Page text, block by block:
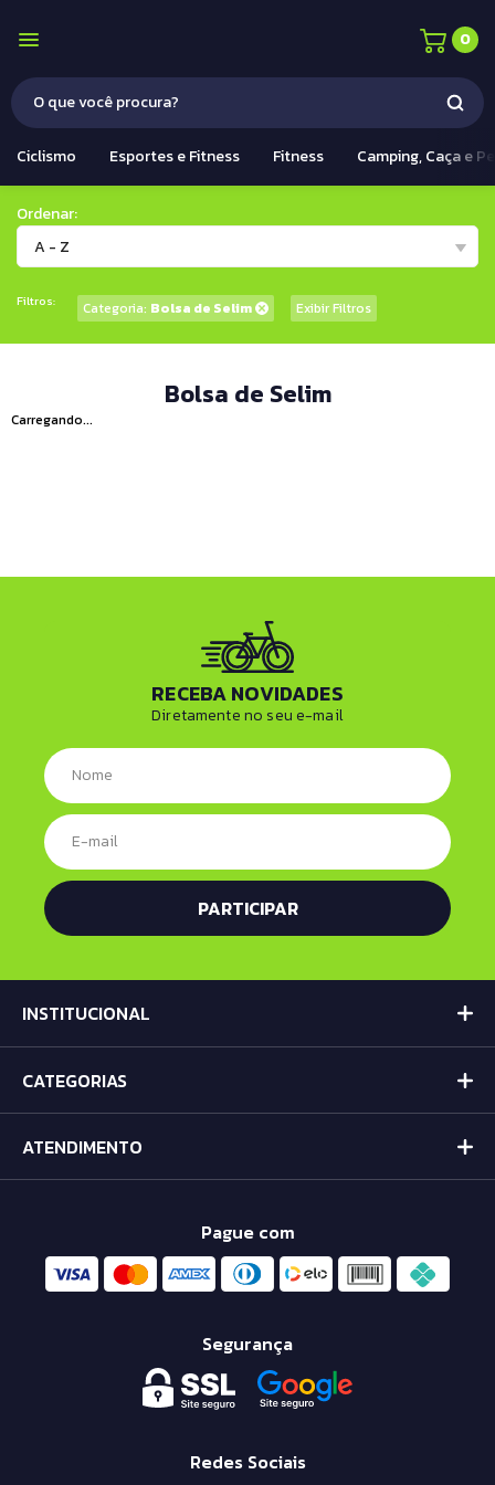
0
Ciclismo Esportes e Fitness Fitness Camping, Caça e
Ordenar:
A - Z
Filtros: Categoria: Bolsa de Selim Exibir Filtros
Bolsa de Selim
Carregando...
RECEBA NOVIDADES
Diretamente no seu e-mail
INSTITUCIONAL
CATEGORIAS
ATENDIMENTO
Pague com
Segurança
Redes Sociais